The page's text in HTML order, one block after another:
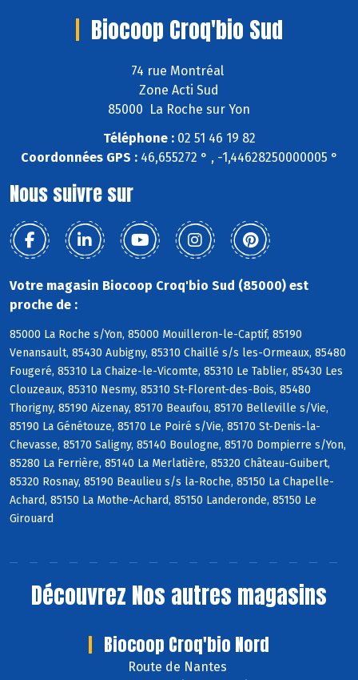
Biocoop Croq'bio Sud
74 rue Montréal
Zone Acti Sud
85000 La Roche sur Yon
Téléphone :02 51 46 19 82
Coordonnées GPS :46,655272 ° , -1,44628250000005 °
Nous suivre sur
Votre magasin Biocoop Croq'bio Sud (85000) est
proche de :
85000 La Roche s/Yon, 85000 Mouilleron-le-Captif, 85190
Venansault, 85430 Aubigny, 85310 Chaillé s/s les-Ormeaux, 85480
Fougeré, 85310 La Chaize-le-Vicomte, 85310 Le Tablier, 85430 Les
Clouzeaux, 85310 Nesmy, 85310 St-Florent-des-Bois, 85480
Thorigny, 85190 Aizenay, 85170 Beaufou, 85170 Belleville s/Vie,
85190 La Génétouze, 85170 Le Poiré s/Vie, 85170 St-Denis-la-
Chevasse, 85170 Saligny, 85140 Boulogne, 85170 Dompierre s/Yon,
85280 La Ferrière, 85140 La Merlatière, 85320 Château-Guibert,
85320 Rosnay, 85190 Beaulieu s/s la-Roche, 85150 La Chapelle-
Achard, 85150 La Mothe-Achard, 85150 Landeronde, 85150 Le
Girouard
Découvrez Nos autres magasins
Biocoop Croq'bio Nord
Route de Nantes